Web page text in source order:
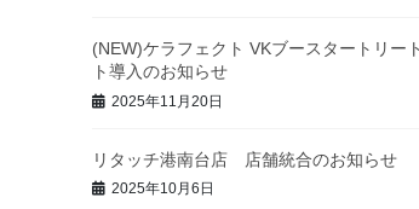
(NEW)ケラフェクト VKブースタートリー
ト導入のお知らせ
2025年11月20日
リタッチ港南台店 店舗統合のお知らせ
2025年10月6日